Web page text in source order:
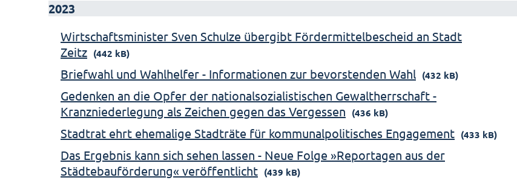
2023
Wirtschaftsminister Sven Schulze übergibt Fördermittelbescheid an Stadt
Zeitz (442 kB)
Briefwahl und Wahlhelfer - Informationen zur bevorstenden Wahl (432 kB)
Gedenken an die Opfer der nationalsozialistischen Gewaltherrschaft -
Kranzniederlegung als Zeichen gegen das Vergessen (436 kB)
Stadtrat ehrt ehemalige Stadträte für kommunalpolitisches Engagement (433 kB)
Das Ergebnis kann sich sehen lassen - Neue Folge »Reportagen aus der
Städtebauförderung« veröffentlicht (439 kB)